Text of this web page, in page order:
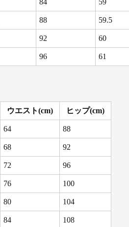
84 59
88 59.5
92 60
96 61
ウエスト(cm) ヒップ(cm)
64 88
68 92
72 96
76 100
80 104
84 108